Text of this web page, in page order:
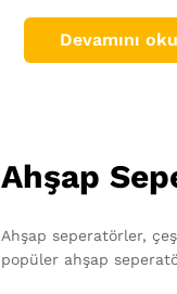
Devamını oku
Ahşap
Ahşap seperatörler,
popüler ahşap